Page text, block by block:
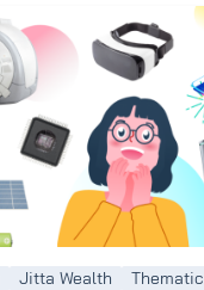
Jitta Wealth Thematic